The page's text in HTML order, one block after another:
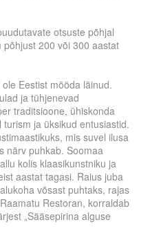
otsuste põhjal
200 või 300 aastat
Eestist mööda läinud.
ja tühjenevad
traditsioone, ühiskonda
ja üksikud entusiastid.
mis suvel ilusa
närv puhkab. Soomaa
kolis klaasikunstniku ja
aastat tagasi. Raius juba
võsast puhtaks, rajas
Restoran, korraldab
„Sääsepirina alguse